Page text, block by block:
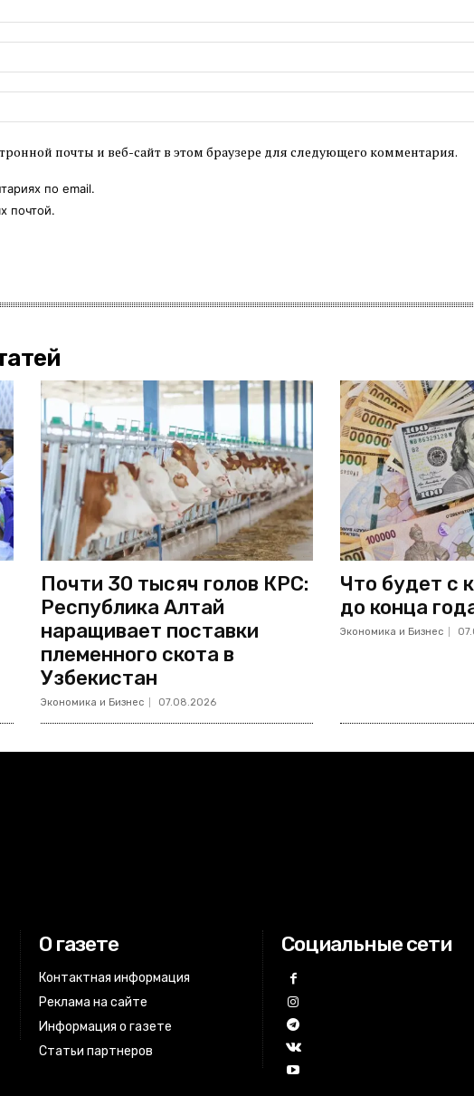
почты и веб-сайт в этом браузере для следующего комментария.
по email.
почтой.
Почти 30 тысяч голов КРС:
Республика Алтай
наращивает поставки
племенного скота в
Узбекистан
Экономика и Бизнес 07.08.2026
Что будет с
до конца
Экономика и Бизнес
О газете
Контактная информация
Реклама на сайте
Информация о газете
Статьи партнеров
Социальные сети